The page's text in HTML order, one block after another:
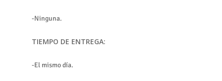
-Ninguna.
TIEMPO DE ENTREGA:
-El mismo día.